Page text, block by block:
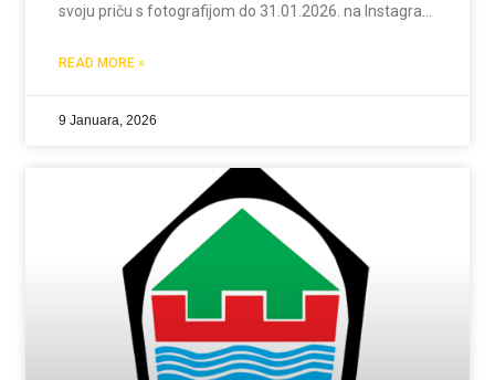
svoju priču s fotografijom do 31.01.2026. na Instagram
naš profil udruzenje.skitnica i pokaži nam kako ljubav
READ MORE »
9 Januara, 2026